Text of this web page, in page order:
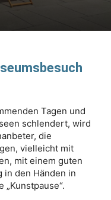
Tagen und
schlendert, wird
die
vielleicht mit
mit einem guten
in den Händen in